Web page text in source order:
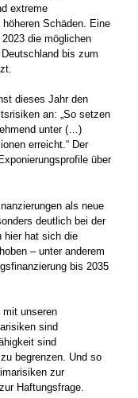
extreme
Schäden. Eine
die möglichen
bis zum
dieses Jahr den
an: „So setzen
unter (…)
erreicht.“ Der
über
als neue
deutlich bei der
hier hat sich die
– unter anderem
bis 2035
unseren
sind
sind
begrenzen. Und so
zur
Haftungsfrage.